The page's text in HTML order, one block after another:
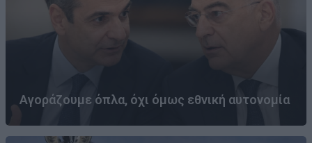
Αγοράζουμε όπλα, όχι όμως εθνική αυτονομία